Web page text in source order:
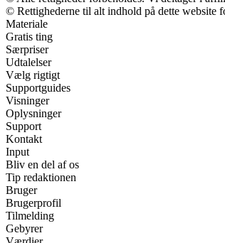
© Rettighederne til alt indhold på dette website
Materiale
Gratis ting
Særpriser
Udtalelser
Vælg rigtigt
Supportguides
Visninger
Oplysninger
Support
Kontakt
Input
Bliv en del af os
Tip redaktionen
Bruger
Brugerprofil
Tilmelding
Gebyrer